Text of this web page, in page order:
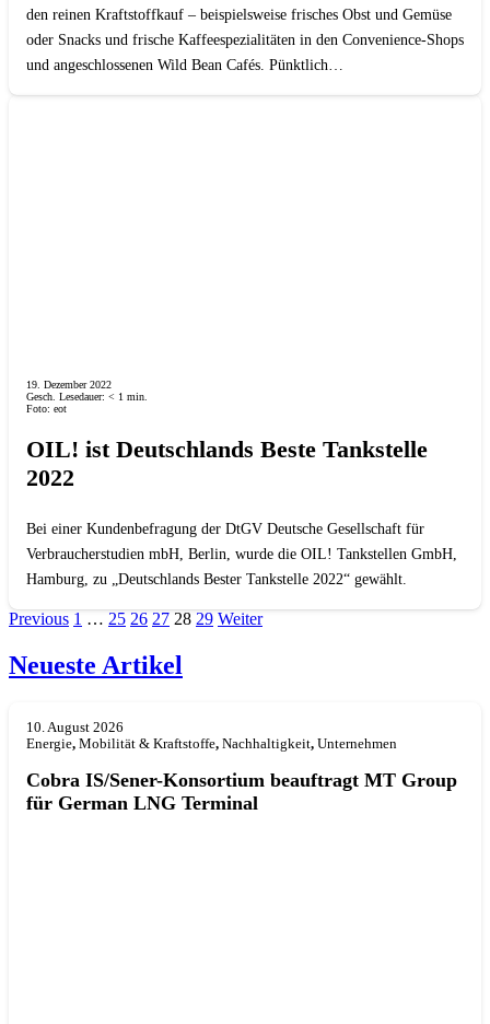
den reinen Kraftstoffkauf – beispielsweise frisches Obst und Gemüse
oder Snacks und frische Kaffeespezialitäten in den Convenience-Shops
und angeschlossenen Wild Bean Cafés. Pünktlich…
19. Dezember 2022
Gesch. Lesedauer: < 1 min.
Foto: eot
OIL! ist Deutschlands Beste Tankstelle
2022
Bei einer Kundenbefragung der DtGV Deutsche Gesellschaft für
Verbraucherstudien mbH, Berlin, wurde die OIL! Tankstellen GmbH,
Hamburg, zu „Deutschlands Bester Tankstelle 2022“ gewählt.
Previous 1 … 25 26 27 28 29 Weiter
Neueste Artikel
10. August 2026
Energie, Mobilität & Kraftstoffe, Nachhaltigkeit, Unternehmen
Cobra IS/Sener-Konsortium beauftragt MT Group
für German LNG Terminal